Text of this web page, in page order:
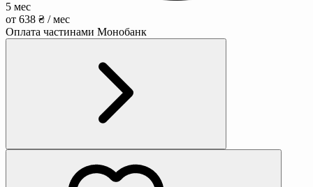
5 мес
от 638 ₴ / мес
Оплата частинами Монобанк